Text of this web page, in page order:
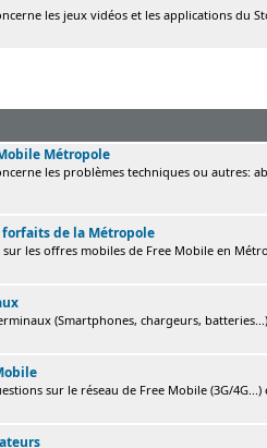
les jeux vidéos et les applications du
Métropole
les problèmes techniques ou autres:
forfaits de la Métropole
les offres mobiles de Free Mobile en
(Smartphones, chargeurs,
sur le réseau de Free Mobile (3G/